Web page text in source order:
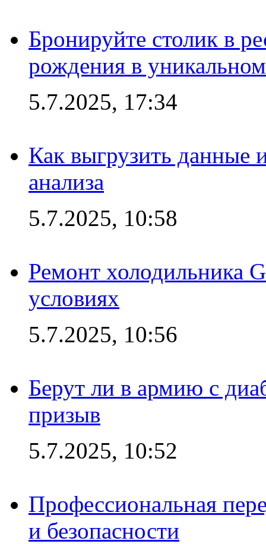
Бронируйте столик в
рождения в
5.7.2025, 17:34
Как выгрузить данные
анализа
5.7.2025, 10:58
Ремонт холодильника
условиях
5.7.2025, 10:56
Берут ли в армию с
призыв
5.7.2025, 10:52
Профессиональная
и безопасности